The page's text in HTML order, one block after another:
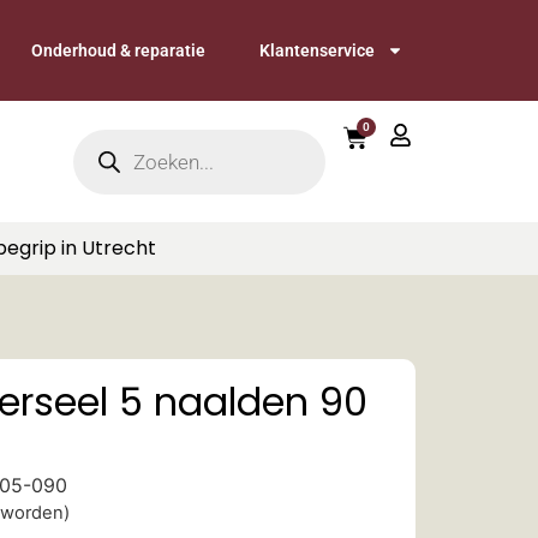
Onderhoud & reparatie Klantenservice
0
in Utrecht
5 naalden 90
090